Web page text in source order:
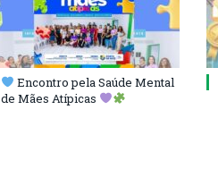
Encontro pela Saúde Mental
de Mães Atípicas